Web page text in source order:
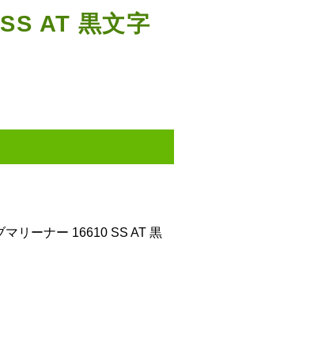
AT 黒文字
マリーナー 16610 SS AT 黒